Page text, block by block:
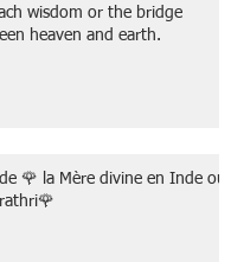
wisdom or the bridge
heaven and earth.
🌹 la Mère divine en Inde ou